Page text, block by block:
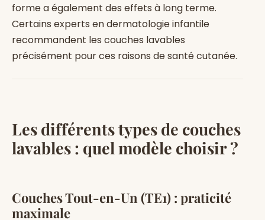
forme a également des effets à long terme.
Certains experts en dermatologie infantile
recommandent les couches lavables
précisément pour ces raisons de santé cutanée.
Les différents types de couches
lavables : quel modèle choisir ?
Couches Tout-en-Un (TE1) : praticité
maximale